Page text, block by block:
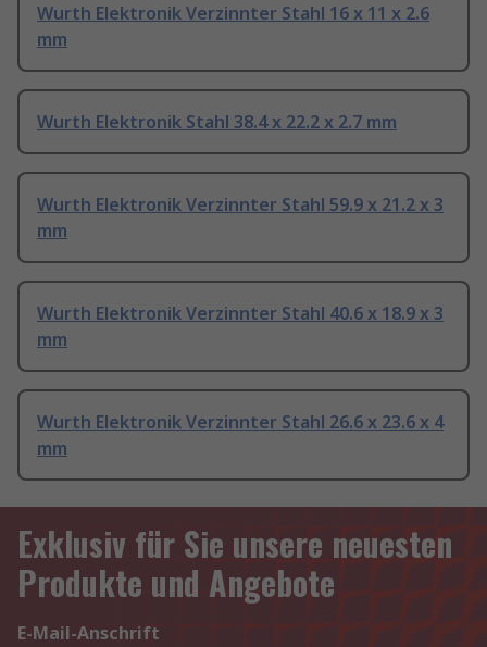
Wurth Elektronik Verzinnter Stahl 16 x 11 x 2.6
mm
Wurth Elektronik Stahl 38.4 x 22.2 x 2.7 mm
Wurth Elektronik Verzinnter Stahl 59.9 x 21.2 x 3
mm
Wurth Elektronik Verzinnter Stahl 40.6 x 18.9 x 3
mm
Wurth Elektronik Verzinnter Stahl 26.6 x 23.6 x 4
mm
Exklusiv für Sie unsere neuesten
Produkte und Angebote
E-Mail-Anschrift